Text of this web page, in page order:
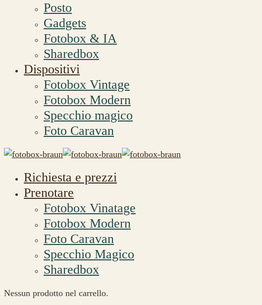
Posto
Gadgets
Fotobox & IA
Sharedbox
Dispositivi
Fotobox Vintage
Fotobox Modern
Specchio magico
Foto Caravan
Richiesta e prezzi
Prenotare
Fotobox Vinatage
Fotobox Modern
Foto Caravan
Specchio Magico
Sharedbox
Nessun prodotto nel carrello.